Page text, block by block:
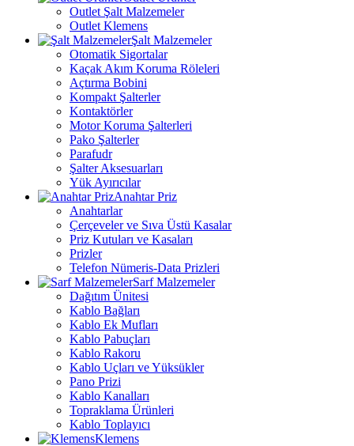
Outlet Şalt Malzemeler
Outlet Klemens
Şalt Malzemeler
Otomatik Sigortalar
Kaçak Akım Koruma Röleleri
Açtırma Bobini
Kompakt Şalterler
Kontaktörler
Motor Koruma Şalterleri
Pako Şalterler
Parafudr
Şalter Aksesuarları
Yük Ayırıcılar
Anahtar Priz
Anahtarlar
Çerçeveler ve Sıva Üstü Kasalar
Priz Kutuları ve Kasaları
Prizler
Telefon Nümeris-Data Prizleri
Sarf Malzemeler
Dağıtım Ünitesi
Kablo Bağları
Kablo Ek Mufları
Kablo Pabuçları
Kablo Rakoru
Kablo Uçları ve Yüksükler
Pano Prizi
Kablo Kanalları
Topraklama Ürünleri
Kablo Toplayıcı
Klemens